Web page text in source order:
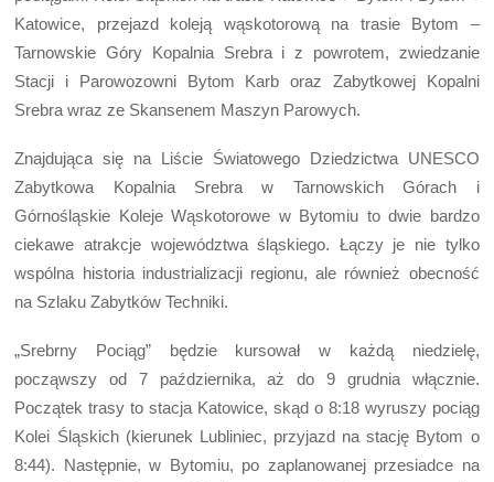
Katowice, przejazd koleją wąskotorową na trasie Bytom –
Tarnowskie Góry Kopalnia Srebra i z powrotem, zwiedzanie
Stacji i Parowozowni Bytom Karb oraz Zabytkowej Kopalni
Srebra wraz ze Skansenem Maszyn Parowych.
Znajdująca się na Liście Światowego Dziedzictwa UNESCO
Zabytkowa Kopalnia Srebra w Tarnowskich Górach i
Górnośląskie Koleje Wąskotorowe w Bytomiu to dwie bardzo
ciekawe atrakcje województwa śląskiego. Łączy je nie tylko
wspólna historia industrializacji regionu, ale również obecność
na Szlaku Zabytków Techniki.
„Srebrny Pociąg” będzie kursował w każdą niedzielę,
począwszy od 7 października, aż do 9 grudnia włącznie.
Początek trasy to stacja Katowice, skąd o 8:18 wyruszy pociąg
Kolei Śląskich (kierunek Lubliniec, przyjazd na stację Bytom o
8:44). Następnie, w Bytomiu, po zaplanowanej przesiadce na